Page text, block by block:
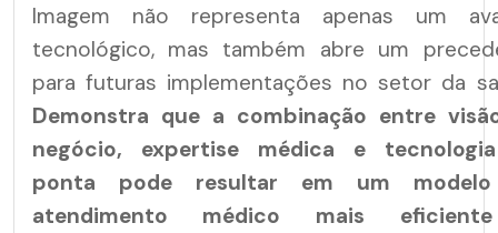
Imagem não representa apenas um
tecnológico, mas também abre um
para futuras implementações no setor da
Demonstra que a combinação entre
negócio, expertise médica e
ponta pode resultar em um
atendimento médico mais